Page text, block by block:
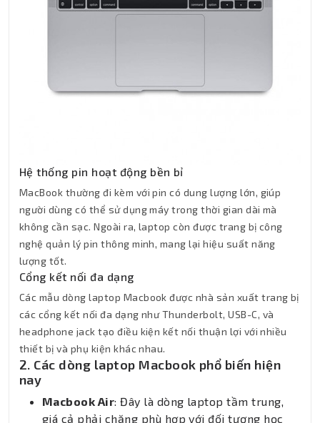
Hệ thống pin hoạt động bền bỉ
MacBook thường đi kèm với pin có dung lượng lớn, giúp
người dùng có thể sử dụng máy trong thời gian dài mà
không cần sạc. Ngoài ra, laptop còn được trang bị công
nghệ quản lý pin thông minh, mang lại hiệu suất năng
lượng tốt.
Cổng kết nối đa dạng
Các mẫu dòng laptop Macbook được nhà sản xuất trang bị
các cổng kết nối đa dạng như Thunderbolt, USB-C, và
headphone jack tạo điều kiện kết nối thuận lợi với nhiều
thiết bị và phụ kiện khác nhau.
2. Các dòng laptop Macbook phổ biến hiện
nay
Macbook Air: Đây là dòng laptop tầm trung,
giá cả phải chăng phù hợp với đối tượng học